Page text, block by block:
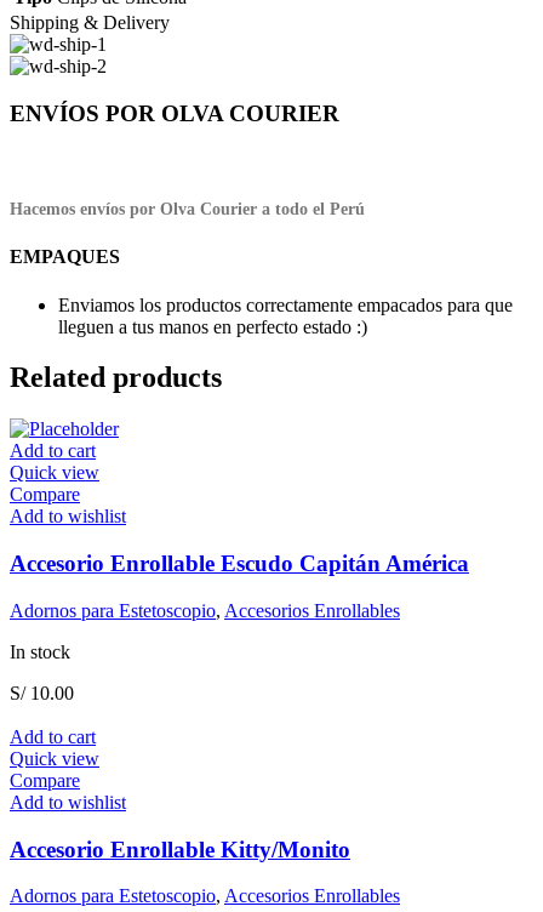
Shipping & Delivery
ENVÍOS POR OLVA COURIER
Hacemos envíos por Olva Courier a todo el Perú
EMPAQUES
Enviamos los productos correctamente empacados para que
lleguen a tus manos en perfecto estado :)
Related products
Add to cart
Quick view
Compare
Add to wishlist
Accesorio Enrollable Escudo Capitán América
Adornos para Estetoscopio, Accesorios Enrollables
In stock
S/10.00
Add to cart
Quick view
Compare
Add to wishlist
Accesorio Enrollable Kitty/Monito
Adornos para Estetoscopio, Accesorios Enrollables